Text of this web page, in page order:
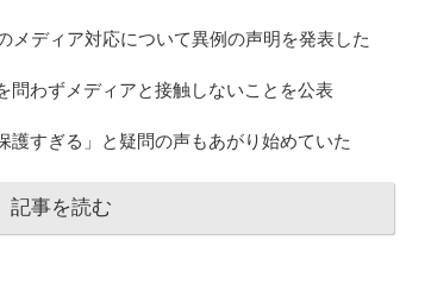
メディア対応について異例の声明を発表した
問わずメディアと接触しないことを公表
護すぎる」と疑問の声もあがり始めていた
記事を読む